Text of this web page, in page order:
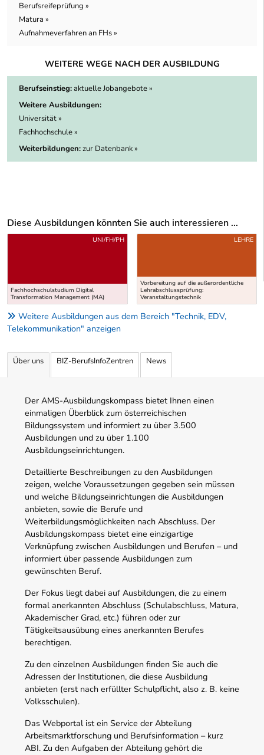
Berufsreifeprüfung »
Matura »
Aufnahmeverfahren an FHs »
WEITERE WEGE NACH DER AUSBILDUNG
Berufseinstieg:aktuelle Jobangebote »
Weitere Ausbildungen:
Universität »
Fachhochschule »
Weiterbildungen:zur Datenbank »
Diese Ausbildungen könnten Sie auch interessieren ...
Uber weitere Ausbildungsvorschläge
Fachhochschulstudium Digital
Transformation Management (MA)
UNI/FH/PH
Vorbereitung auf die außerordentliche
Lehrabschlussprüfung:
Veranstaltungstechnik
LEHRE
Weitere Ausbildungen aus dem Bereich "Technik, EDV,
Telekommunikation" anzeigen
Über uns BIZ-BerufsInfoZentren News
Der AMS-Ausbildungskompass bietet Ihnen einen
einmaligen Überblick zum österreichischen
Bildungssystem und informiert zu über 3.500
Ausbildungen und zu über 1.100
Ausbildungseinrichtungen.
Detaillierte Beschreibungen zu den Ausbildungen
zeigen, welche Voraussetzungen gegeben sein müssen
und welche Bildungseinrichtungen die Ausbildungen
anbieten, sowie die Berufe und
Weiterbildungsmöglichkeiten nach Abschluss. Der
Ausbildungskompass bietet eine einzigartige
Verknüpfung zwischen Ausbildungen und Berufen – und
informiert über passende Ausbildungen zum
gewünschten Beruf.
Der Fokus liegt dabei auf Ausbildungen, die zu einem
formal anerkannten Abschluss (Schulabschluss, Matura,
Akademischer Grad, etc.) führen oder zur
Tätigkeitsausübung eines anerkannten Berufes
berechtigen.
Zu den einzelnen Ausbildungen finden Sie auch die
Adressen der Institutionen, die diese Ausbildung
anbieten (erst nach erfüllter Schulpflicht, also z. B. keine
Volksschulen).
Das Webportal ist ein Service der Abteilung
Arbeitsmarktforschung und Berufsinformation – kurz
ABI. Zu den Aufgaben der Abteilung gehört die